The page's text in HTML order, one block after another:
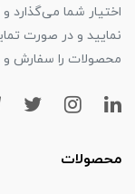
اختیار شما می‌گذارد
نمایید و در صورت
محصولات را سفارش و
محصولات